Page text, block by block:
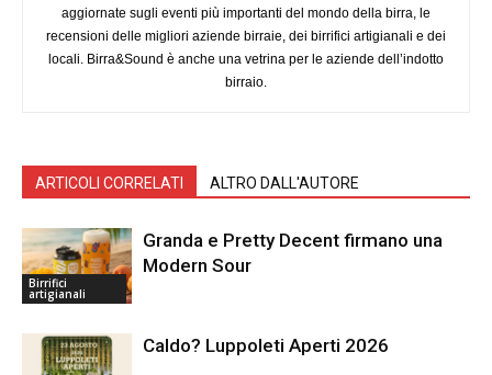
aggiornate sugli eventi più importanti del mondo della birra, le
recensioni delle migliori aziende birraie, dei birrifici artigianali e dei
locali. Birra&Sound è anche una vetrina per le aziende dell’indotto
birraio.
ARTICOLI CORRELATI ALTRO DALL'AUTORE
Birrifici
artigianali
Granda e Pretty Decent firmano una
Modern Sour
Caldo? Luppoleti Aperti 2026